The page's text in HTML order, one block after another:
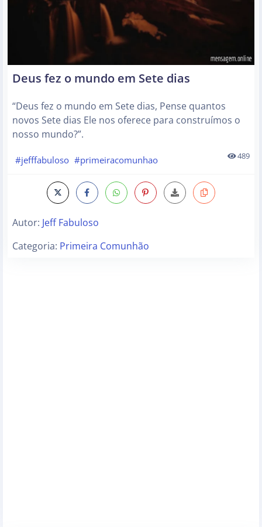
Deus fez o mundo em Sete dias
“Deus fez o mundo em Sete dias, Pense quantos
novos Sete dias Ele nos oferece para construímos o
nosso mundo?”.
#jefffabuloso #primeiracomunhao 489
Autor: Jeff Fabuloso
Categoria: Primeira Comunhão